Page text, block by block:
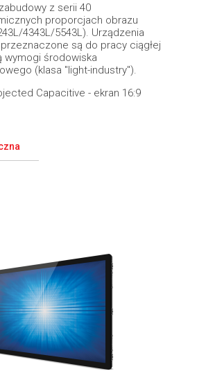
z serii 40
proporcjach obrazu
4343L/5543L). Urządzenia
są do pracy ciągłej
wymogi środowiska
(klasa "light-industry").
Capacitive - ekran 16:9